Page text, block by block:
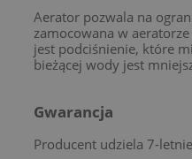
Aerator pozwala na
zamocowana w
jest podciśnienie, które
bieżącej wody jest
Gwarancja
Producent udziela 7-